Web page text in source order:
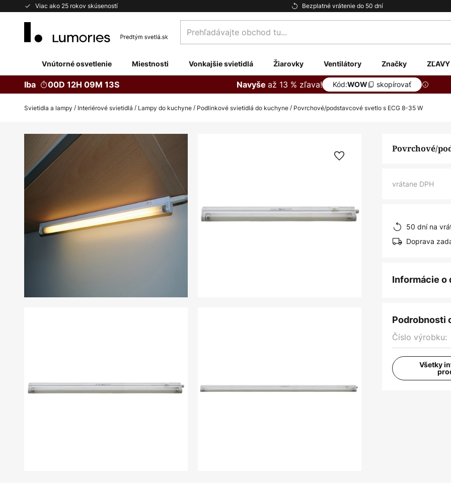
Viac ako 25 rokov skúseností Bezplatné vrátenie do 50 dní
Skip
Prehľadávajte
obchod
Vnútorné osvetlenie Miestnosti Vonkajšie svietidlá Žiarovky Ventilátory Značky ZĽAVY
Iba 00D 12H 09M 12S Navyše až 13 % zľava! Kód:WOW skopírovať
Svietidla a lampy Interiérové svietidlá Lampy do kuchyne Podlinkové svietidlá do kuchyne Povrchové/podstavcové svetlo s ECG 8-35 W
Preskočiť
koniec
galérie
obrázkov
Povrchové/
vrátane DPH
50 dní na
Doprava
Informácie o
Podrobnosti
Číslo výrobku:
Všetky